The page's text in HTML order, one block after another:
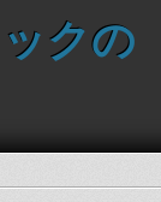
クの